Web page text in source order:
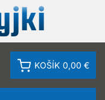
KOŠÍK 0,00 €